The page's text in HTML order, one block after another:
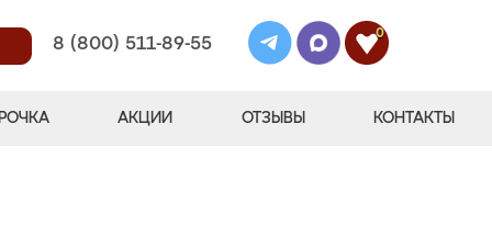
8 (800) 511-89-55
0
АКЦИИ ОТЗЫВЫ КОНТАКТЫ